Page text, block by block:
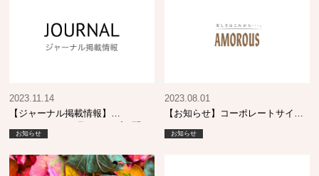
【ジャーナル掲載情報】
く！
2023.11.14
お知らせ
【お知らせ】コーポレートサイト
2023.08.01
お知らせ